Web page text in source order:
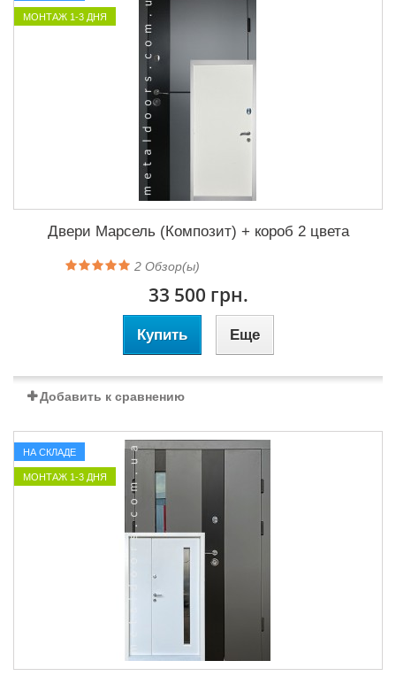
МОНТАЖ 1-3 ДНЯ
Двери Марсель (Композит) + короб 2 цвета
2 Обзор(ы)
33 500 грн.
Купить Еще
Добавить к сравнению
НА СКЛАДЕ
МОНТАЖ 1-3 ДНЯ